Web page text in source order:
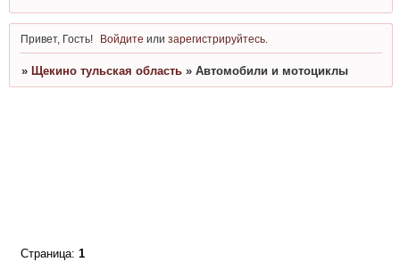
Привет, Гость! Войдите илизарегистрируйтесь
» Щекино тульская область » Автомобили и мотоциклы
Страница: 1